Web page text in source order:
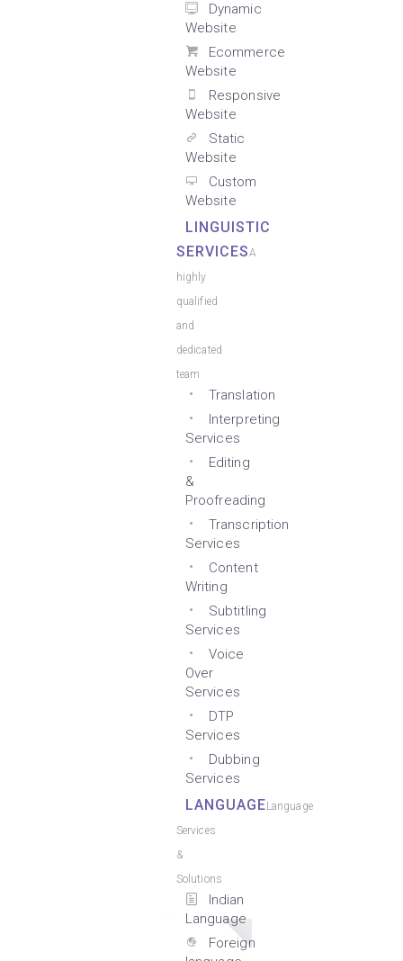
Dynamic
Website
Ecommerce
Website
Responsive
Website
Static
Website
Custom
Website
LINGUISTIC
SERVICESA
highly
qualified
and
dedicated
team
Translation
Interpreting
Services
Editing
&
Proofreading
Transcription
Services
Content
Writing
Subtitling
Services
Voice
Over
Services
DTP
Services
Dubbing
Services
LANGUAGELanguage
Services
&
Solutions
Indian
Language
Foreign